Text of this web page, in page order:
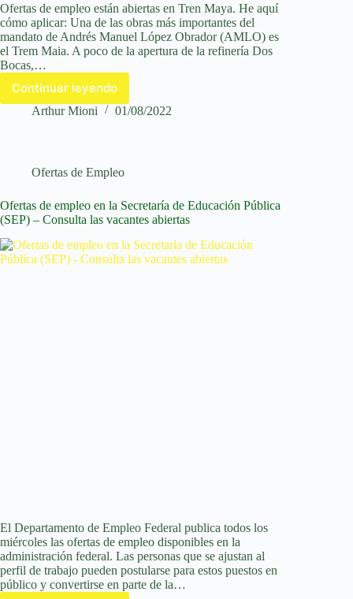
Ofertas de empleo están abiertas en Tren Maya. He aquí
cómo aplicar: Una de las obras más importantes del
mandato de Andrés Manuel López Obrador (AMLO) es
el Trem Maia. A poco de la apertura de la refinería Dos
Bocas,…
Continuar leyendo
Ofertas
de
Maya
nuevas
vacantes;
registrarse.
Arthur Mioni 01/08/2022
Ofertas de Empleo
Ofertas de empleo en la Secretaría de Educación Pública
(SEP) – Consulta las vacantes abiertas
El Departamento de Empleo Federal publica todos los
miércoles las ofertas de empleo disponibles en la
administración federal. Las personas que se ajustan al
perfil de trabajo pueden postularse para estos puestos en
público y convertirse en parte de la…